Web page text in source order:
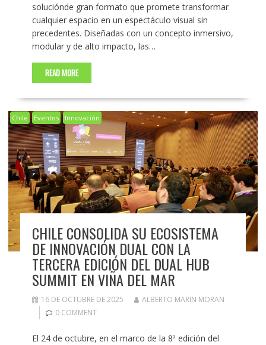
soluciónde gran formato que promete transformar
cualquier espacio en un espectáculo visual sin
precedentes. Diseñadas con un concepto inmersivo,
modular y de alto impacto, las…
READ MORE
Chile Eventos Innovación
CHILE CONSOLIDA SU ECOSISTEMA
DE INNOVACIÓN DUAL CON LA
TERCERA EDICIÓN DEL DUAL HUB
SUMMIT EN VIÑA DEL MAR
16 DE OCTUBRE DE 2025
ALBERTO MARIN MORAN
0 COMMENT
El 24 de octubre, en el marco de la 8ª edición del